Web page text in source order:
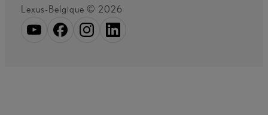
Lexus-Belgique © 2026